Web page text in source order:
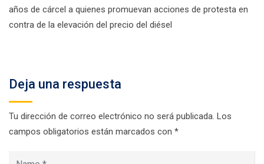
años de cárcel a quienes promuevan acciones de protesta en
contra de la elevación del precio del diésel
Deja una respuesta
Tu dirección de correo electrónico no será publicada. Los
campos obligatorios están marcados con *